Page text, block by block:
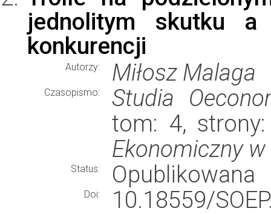
jednolitym skutku
konkurencji
Autorzy: Miłosz Malaga
Czasopismo:
Studia
tom: 4,
Ekonomiczny
Status: Opublikowana
Doi:
10.18559/